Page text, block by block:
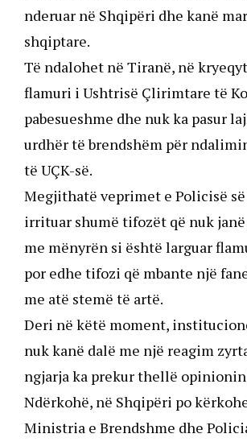
nderuar në Shqipëri dhe kanë
shqiptare.
Të ndalohet në Tiranë, në
flamuri i Ushtrisë Çlirimtare të
pabesueshme dhe nuk ka pasur
urdhër të brendshëm për
të UÇK-së.
Megjithatë veprimet e Policisë
irrituar shumë tifozët që nuk janë
me mënyrën si është larguar
por edhe tifozi që mbante një
me atë stemë të artë.
Deri në këtë moment,
nuk kanë dalë me një reagim
ngjarja ka prekur thellë opinionin
Ndërkohë, në Shqipëri po
Ministria e Brendshme dhe